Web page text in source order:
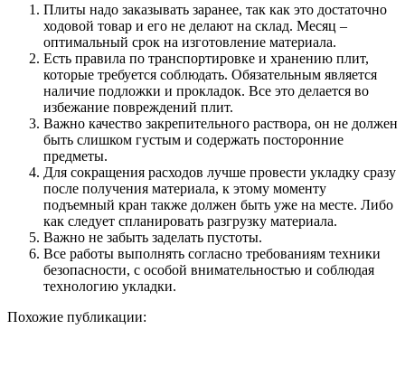
Плиты надо заказывать заранее, так как это достаточно
ходовой товар и его не делают на склад. Месяц –
оптимальный срок на изготовление материала.
Есть правила по транспортировке и хранению плит,
которые требуется соблюдать. Обязательным является
наличие подложки и прокладок. Все это делается во
избежание повреждений плит.
Важно качество закрепительного раствора, он не должен
быть слишком густым и содержать посторонние
предметы.
Для сокращения расходов лучше провести укладку сразу
после получения материала, к этому моменту
подъемный кран также должен быть уже на месте. Либо
как следует спланировать разгрузку материала.
Важно не забыть заделать пустоты.
Все работы выполнять согласно требованиям техники
безопасности, с особой внимательностью и соблюдая
технологию укладки.
Похожие публикации: